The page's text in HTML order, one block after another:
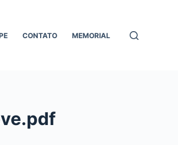
CONTATO MEMORIAL